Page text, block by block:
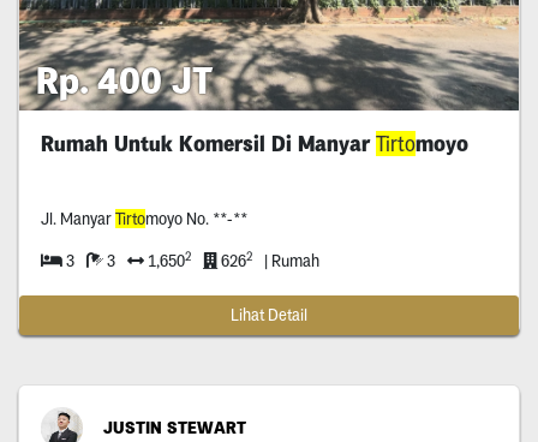
Rp. 400 JT
Rumah Untuk Komersil Di ManyarTirtomoyo
Jl. ManyarTirtomoyo No. **-**
3 3 1,6502 6262 | Rumah
Lihat Detail
JUSTIN STEWART